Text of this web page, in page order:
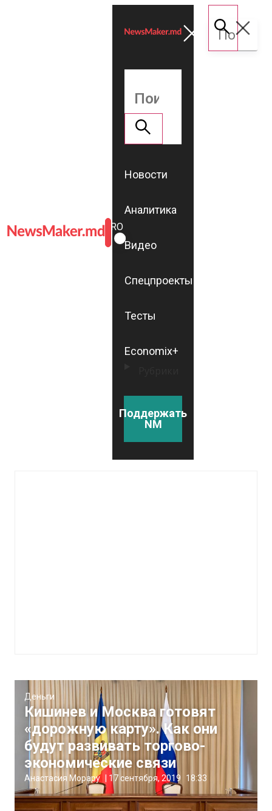
ROMÂNĂ
RU
Новости
Аналитика
Видео
Спецпроекты
Тесты
Economix+
Поддержать
NM
Деньги
Кишинев и Москва готовят
«дорожную карту». Как они
будут развивать торгово-
экономические связи
Анастасия Морару 17 сентября, 2019 18:33